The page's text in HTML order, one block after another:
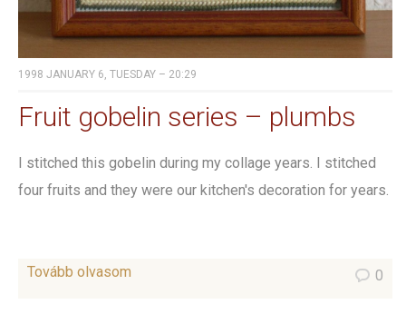
1998 JANUARY 6, TUESDAY – 20:29
Fruit gobelin series – plumbs
I stitched this gobelin during my collage years. I stitched
four fruits and they were our kitchen's decoration for years.
Tovább olvasom 0